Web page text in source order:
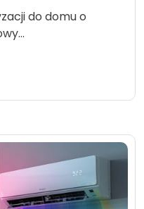
do domu o